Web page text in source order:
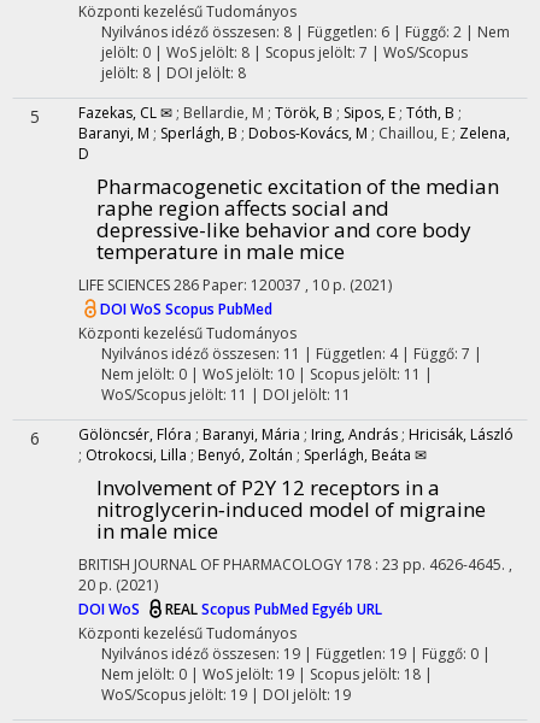
Központi kezelésűTudományos
Nyilvános idéző összesen: 8| Független: 6 | Függő: 2 | Nem
jelölt: 0 | WoS jelölt: 8 | Scopus jelölt: 7 | WoS/Scopus
jelölt: 8 | DOI jelölt: 8
5 Fazekas, CL ✉ ; Bellardie, M ; Török, B ; Sipos, E ; Tóth, B ;
Baranyi, M ; Sperlágh, B ; Dobos-Kovács, M ; Chaillou, E ; Zelena,
D
Pharmacogenetic excitation of the median
raphe region affects social and
depressive-like behavior and core body
temperature in male mice
LIFE SCIENCES286 Paper: 120037 , 10 p. (2021)
DOIWoS Scopus PubMed
Központi kezelésűTudományos
Nyilvános idéző összesen: 11 | Független: 4 | Függő: 7 |
Nem jelölt: 0 | WoS jelölt: 10 | Scopus jelölt: 11 |
WoS/Scopus jelölt: 11 | DOI jelölt: 11
6 Gölöncsér, Flóra ; Baranyi, Mária ; Iring, András ; Hricisák, László
; Otrokocsi, Lilla ; Benyó, Zoltán ; Sperlágh, Beáta ✉
Involvement of P2Y 12 receptors in a
nitroglycerin‐induced model of migraine
in male mice
BRITISH JOURNAL OF PHARMACOLOGY 178 : 23 pp. 4626-4645. ,
20 p. (2021)
DOIWoS REALScopus PubMedEgyéb URL
Központi kezelésűTudományos
Nyilvános idéző összesen: 19| Független: 19 | Függő: 0 |
Nem jelölt: 0 | WoS jelölt: 19 | Scopus jelölt: 18 |
WoS/Scopus jelölt: 19 | DOI jelölt: 19